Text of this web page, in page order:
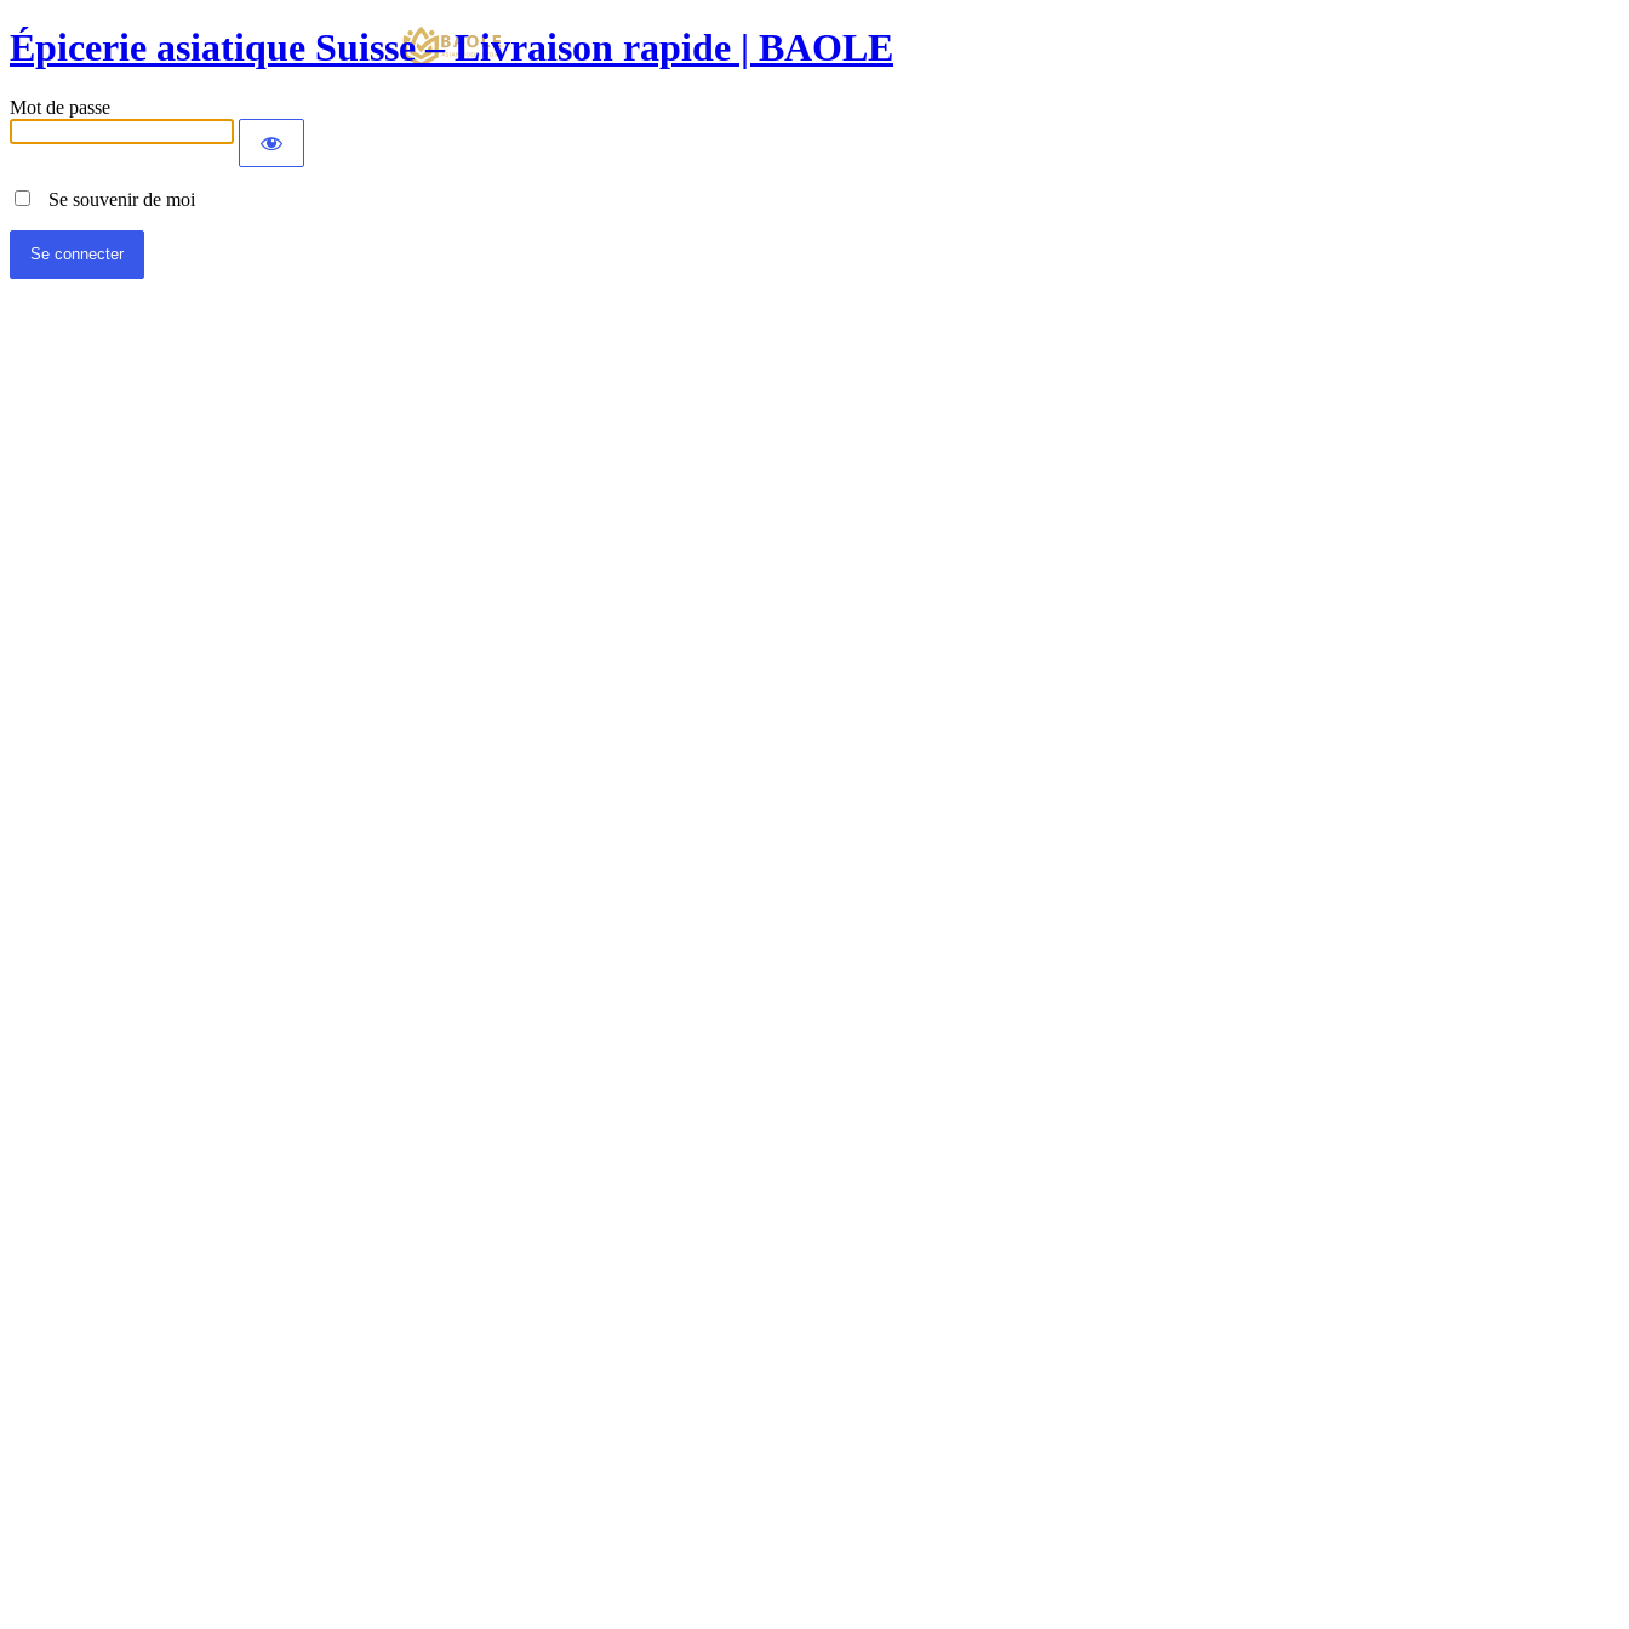
Épicerie asiatique Suisse – Livraison rapide | BAOLE
Mot de passe
Se souvenir de moi